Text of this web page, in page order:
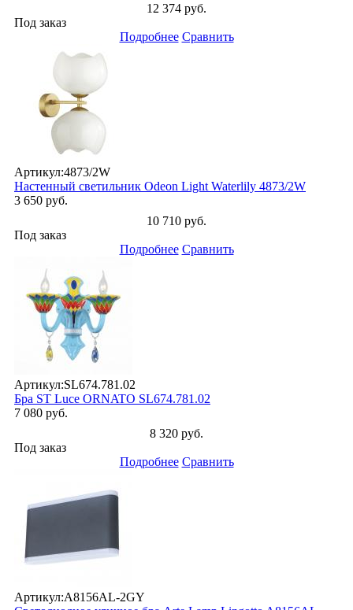
12 374 руб.
Под заказ
Подробнее Сравнить
Артикул:4873/2W
Настенный светильник Odeon Light Waterlily 4873/2W
3 650 руб.
10 710 руб.
Под заказ
Подробнее Сравнить
Артикул:SL674.781.02
Бра ST Luce ORNATO SL674.781.02
7 080 руб.
8 320 руб.
Под заказ
Подробнее Сравнить
Артикул:A8156AL-2GY